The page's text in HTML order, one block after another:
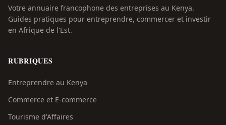
Votre annuaire francophone des entreprises au Kenya.
Guides pratiques pour entreprendre, commercer et investir
en Afrique de l'Est.
RUBRIQUES
Entreprendre au Kenya
Commerce et E-commerce
Tourisme d'Affaires